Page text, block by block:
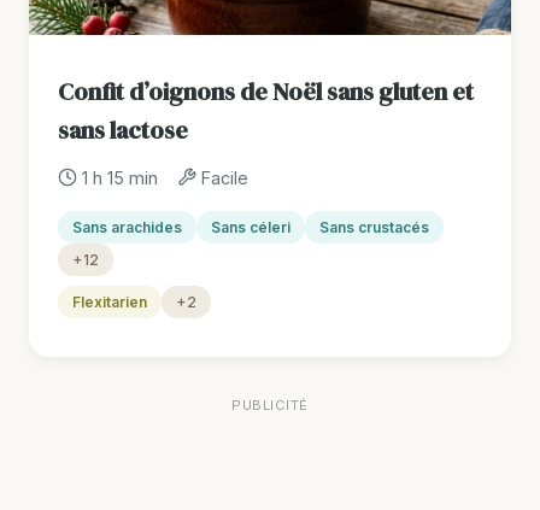
Confit d’oignons de Noël sans gluten et
sans lactose
1 h 15 min Facile
Sans arachides Sans céleri
Sans crustacés
+12
Flexitarien +2
PUBLICITÉ